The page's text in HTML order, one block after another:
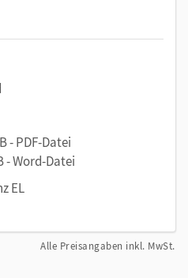
- PDF-Datei
- Word-Datei
EL
Alle Preisangaben inkl. MwSt.